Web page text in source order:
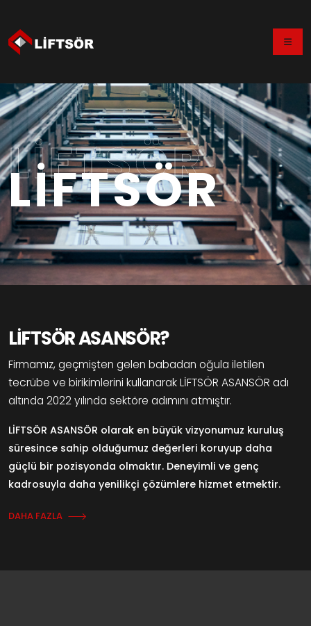
LİFTSÖR
LİFTSÖR
LİFTSÖR ASANSÖR?
Firmamız, geçmişten gelen babadan oğula iletilen
tecrübe ve birikimlerini kullanarak LİFTSÖR ASANSÖR adı
altında 2022 yılında sektöre adımını atmıştır.
LİFTSÖR ASANSÖR olarak en büyük vizyonumuz kuruluş
süresince sahip olduğumuz değerleri koruyup daha
güçlü bir pozisyonda olmaktır. Deneyimli ve genç
kadrosuyla daha yenilikçi çözümlere hizmet etmektir.
DAHA FAZLA